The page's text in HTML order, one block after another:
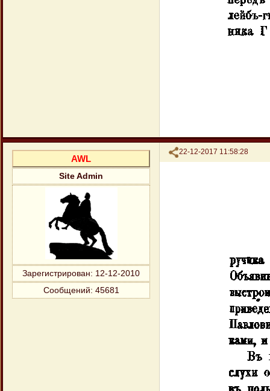
Поделиться
22-12-2017 11:58:28
AWL
Site Admin
Зарегистрирован: 12-12-2010
Сообщений: 45681